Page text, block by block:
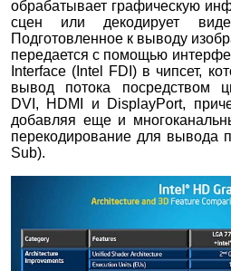
обрабатывает графическую
сцен или декодирует
Подготовленное к выводу
передается с помощью
Interface (Intel FDI) в чипсет,
вывод потока посредством
DVI, HDMI и DisplayPort,
добавляя еще и
перекодирование для вывода
Sub).